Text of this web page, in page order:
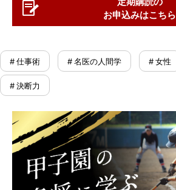
お申込みはこちら
# 仕事術 # 名医の人間学 # 女性
# 決断力